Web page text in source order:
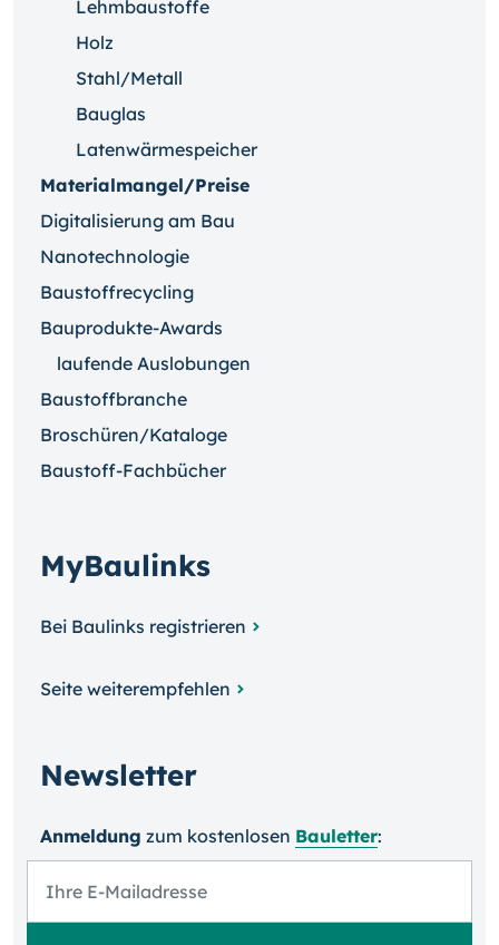
Lehmbaustoffe
Holz
Stahl/Metall
Bauglas
Latenwärmespeicher
Materialmangel/Preise
Digitalisierung am Bau
Nanotechnologie
Baustoffrecycling
Bauprodukte-Awards
laufende Auslobungen
Baustoffbranche
Broschüren/Kataloge
Baustoff-Fachbücher
MyBaulinks
Bei Baulinks registrieren
Seite weiterempfehlen
Newsletter
Anmeldung zum kosten­losen Bauletter: